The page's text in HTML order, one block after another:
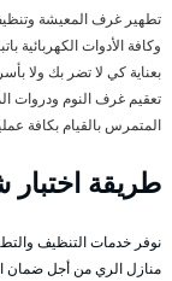
تطهير غرف المعيشة
وكافة الأدوات الكهربائية
بعناية كي لا تضر بك ولا
تعقيم غرف النوم ودروات
المتمرس بالقيام بكافة
طريقة
نوفر خدمات التنظيف
منازل الري من أجل ضمان